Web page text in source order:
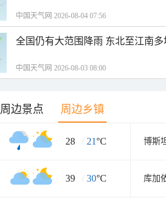
中国天气网 2026-08-04 07:56
全国仍有大范围降雨 东北至江南
中国天气网 2026-08-03 08:00
周边景点 周边乡镇
28 / 21°C 博斯
39 / 30°C 库加